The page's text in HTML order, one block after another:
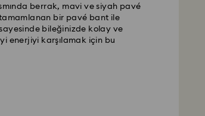
berrak, mavi ve siyah pavé
bir pavé bant ile
bileğinizde kolay ve
enerjiyi karşılamak için bu
kadar verilen siparişler aynı
gereken hassas bir malzemedir.